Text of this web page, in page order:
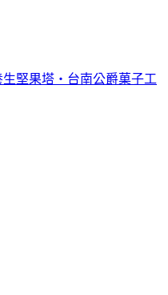
生堅果塔‧台南公爵菓子工